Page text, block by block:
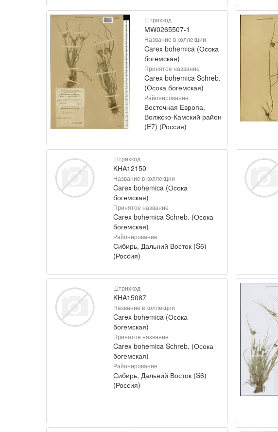
Штрихкод
MW0265507-1
Название в коллекции
Carex bohemica (Осока
богемская)
Принятое название
Carex bohemica Schreb.
(Осока богемская)
Районирование
Восточная Европа,
Волжско-Камский район
(E7) (Россия)
Штрихкод
KHA12150
Название в коллекции
Carex bohemica (Осока
богемская)
Принятое название
Carex bohemica Schreb. (Осока
богемская)
Районирование
Сибирь, Дальний Восток (S6)
(Россия)
Штрихкод
KHA15087
Название в коллекции
Carex bohemica (Осока
богемская)
Принятое название
Carex bohemica Schreb. (Осока
богемская)
Районирование
Сибирь, Дальний Восток (S6)
(Россия)